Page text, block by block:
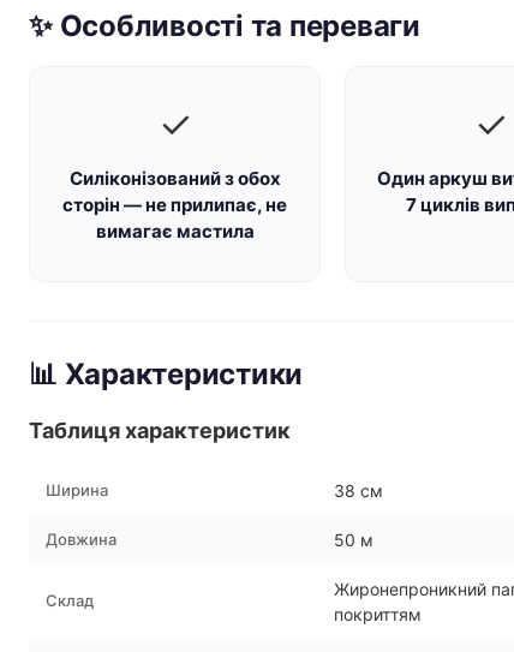
✨ Особливості та переваги
✓
Силіконізований з обох
сторін — не прилипає, не
вимагає мастила
✓
Один аркуш
7 циклів
📊 Характеристики
Таблиця характеристик
Ширина 38 см
Довжина 50 м
Склад
Жиронепроникний
покриттям